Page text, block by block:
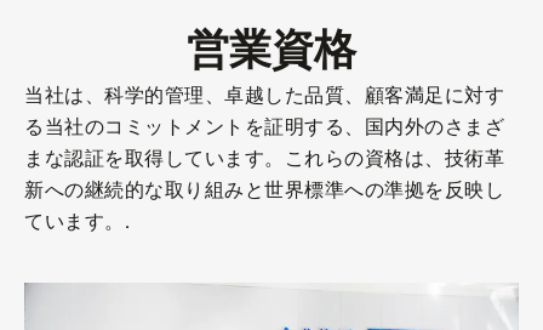
営業資格
当社は、科学的管理、卓越した品質、顧客満足に対す
る当社のコミットメントを証明する、国内外のさまざ
まな認証を取得しています。これらの資格は、技術革
新への継続的な取り組みと世界標準への準拠を反映し
ています。.